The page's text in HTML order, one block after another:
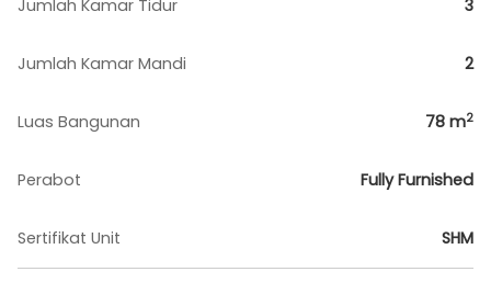
Jumlah Kamar Tidur 3
Jumlah Kamar Mandi 2
Luas Bangunan 78 m2
Perabot Fully Furnished
Sertifikat Unit SHM